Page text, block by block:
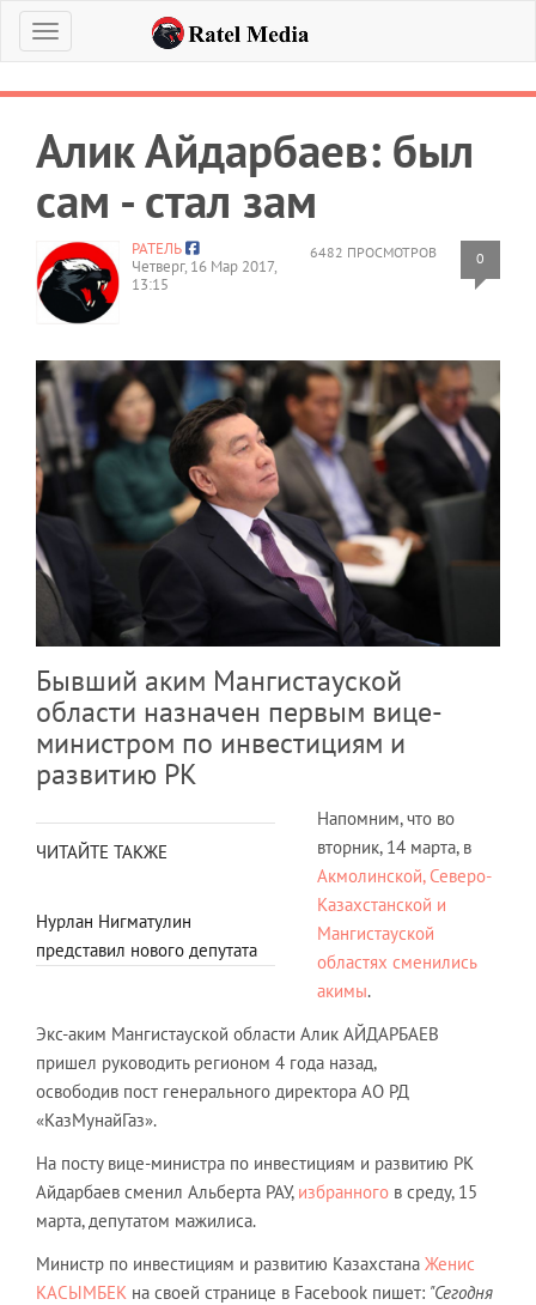
Меню
Алик Айдарбаев: был
сам - стал зам
6482 ПРОСМОТРОВ 0
РАТЕЛЬ
Четверг, 16 Мар 2017,
13:15
Бывший аким Мангистауской
области назначен первым вице-
министром по инвестициям и
развитию РК
ЧИТАЙТЕ ТАКЖЕ
Нурлан Нигматулин
представил нового депутата
Напомним, что во
вторник, 14 марта, в
Акмолинской, Северо-
Казахстанской и
Мангистауской
областях сменились
акимы.
Экс-аким Мангистауской области Алик АЙДАРБАЕВ
пришел руководить регионом 4 года назад,
освободив пост генерального директора АО РД
«КазМунайГаз».
На посту вице-министра по инвестициям и развитию РК
Айдарбаев сменил Альберта РАУ, избранного в среду, 15
марта, депутатом мажилиса.
Министр по инвестициям и развитию Казахстана Женис
КАСЫМБЕК на своей странице в Facebook пишет: "Сегодня